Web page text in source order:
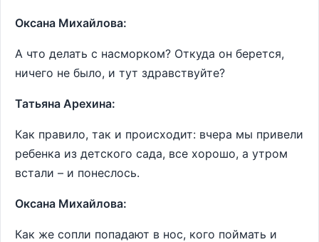
Оксана Михайлова:
А что делать с насморком? Откуда он берется,
ничего не было, и тут здравствуйте?
Татьяна Арехина:
Как правило, так и происходит: вчера мы привели
ребенка из детского сада, все хорошо, а утром
встали – и понеслось.
Оксана Михайлова:
Как же сопли попадают в нос, кого поймать и